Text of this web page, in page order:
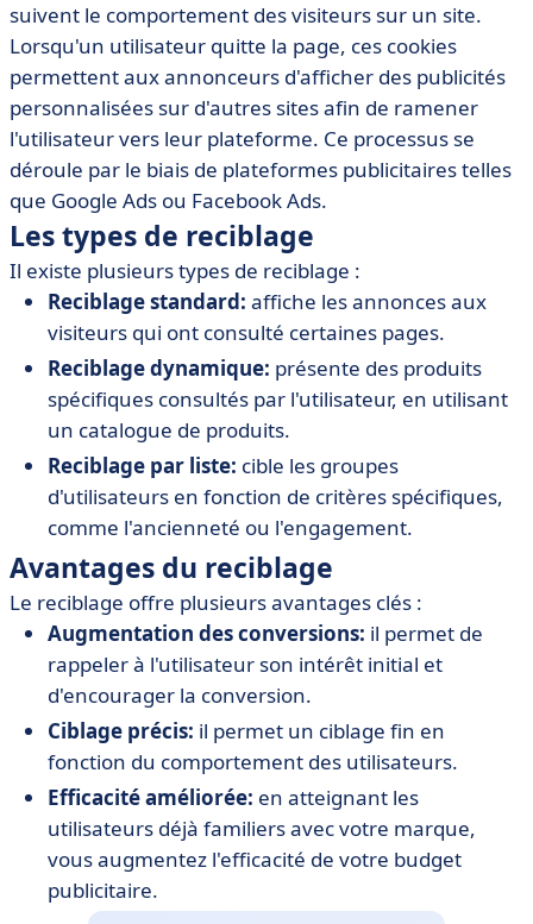
suivent le comportement des visiteurs sur un site.
Lorsqu'un utilisateur quitte la page, ces cookies
permettent aux annonceurs d'afficher des publicités
personnalisées sur d'autres sites afin de ramener
l'utilisateur vers leur plateforme. Ce processus se
déroule par le biais de plateformes publicitaires telles
que Google Ads ou Facebook Ads.
Les types de reciblage
Il existe plusieurs types de reciblage :
Reciblage standard: affiche les annonces aux
visiteurs qui ont consulté certaines pages.
Reciblage dynamique: présente des produits
spécifiques consultés par l'utilisateur, en utilisant
un catalogue de produits.
Reciblage par liste: cible les groupes
d'utilisateurs en fonction de critères spécifiques,
comme l'ancienneté ou l'engagement.
Avantages du reciblage
Le reciblage offre plusieurs avantages clés :
Augmentation des conversions: il permet de
rappeler à l'utilisateur son intérêt initial et
d'encourager la conversion.
Ciblage précis: il permet un ciblage fin en
fonction du comportement des utilisateurs.
Efficacité améliorée: en atteignant les
utilisateurs déjà familiers avec votre marque,
vous augmentez l'efficacité de votre budget
publicitaire.